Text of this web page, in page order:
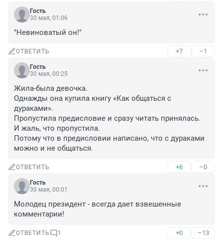
Гость
30 мая, 01:06
"Невиноватый он!"
ОТВЕТИТЬ +7 –1
Гость
30 мая, 00:25
Жила-была девочка.
Однажды она купила книгу «Как общаться с
дураками».
Пропустила предисловие и сразу читать принялась.
И жаль, что пропустила.
Потому что в предисловии написано, что с дураками
можно и не общаться.
ОТВЕТИТЬ +6 –0
Гость
30 мая, 00:01
Молодец президент - всегда дает взвешенные
комментарии!
ОТВЕТИТЬ 1 +0 –13